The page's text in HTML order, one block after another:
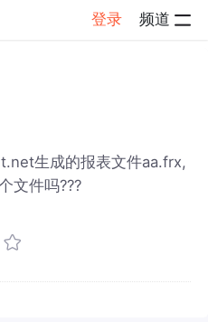
登录 频道
生成的报表文件aa.frx,
文件吗???